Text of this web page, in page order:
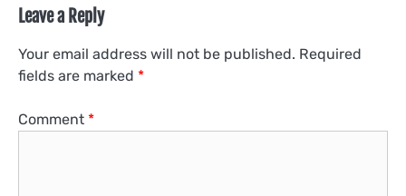
Leave a Reply
Your email address will not be published. Required
fields are marked *
Comment *